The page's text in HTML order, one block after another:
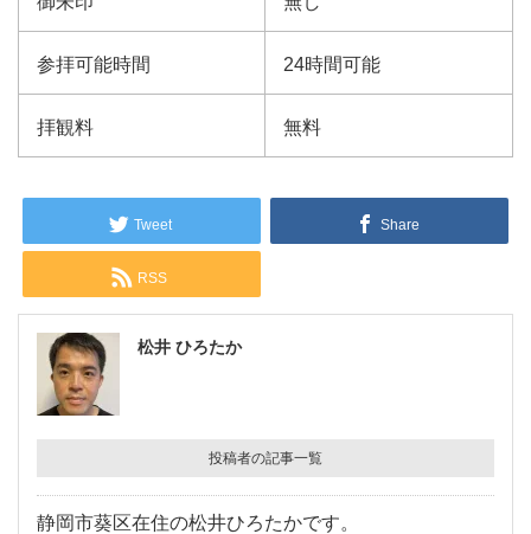
参拝可能時間 24時間可能
拝観料 無料
Tweet Share
RSS
松井 ひろたか
投稿者の記事一覧
静岡市葵区在住の松井ひろたかです。